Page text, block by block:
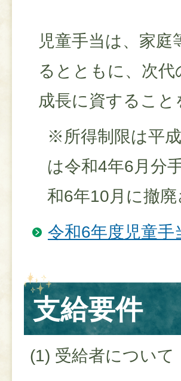
児童手当は、家
るとともに、次
成長に資するこ
※所得制限は平
は令和4年6月分
和6年10月に撤
令和6年度児童
支給要件
(1) 受給者について